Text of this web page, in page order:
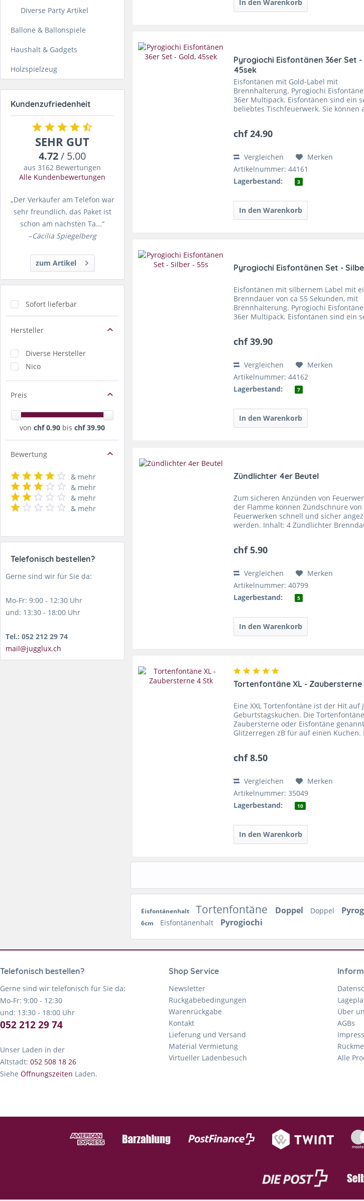
Diverse Party Artikel
Ballone & Ballonspiele
Haushalt & Gadgets
Holzspielzeug
Kundenzufriedenheit
SEHR GUT
4.72/ 5.00
aus 3162 Bewertungen
Alle Kundenbewertungen
„Der Verkäufer am Telefon war
sehr freundlich, das Paket ist
schon am nächsten Ta...“
–Cäcilia Spiegelberg
zum Artikel
Sofort lieferbar
Hersteller
Diverse Hersteller
Nico
Preis
von chf 0.90 bis chf 39.90
Bewertung
& mehr
& mehr
& mehr
& mehr
Telefonisch bestellen?
Gerne sind wir für Sie da:
Mo-Fr: 9:00 - 12:30 Uhr
und: 13:30 - 18:00 Uhr
Tel.: 052 212 29 74
mail@jugglux.ch
Pyrogiochi Eisfontänen 36er Set -
45sek
Eisfontänen mit Gold-Label mit
Brennhalterung. Pyrogiochi
36er Multipack. Eisfontänen sind ein
beliebtes Tischfeuerwerk. Sie können
chf 24.90
Vergleichen
Merken
Artikelnummer: 44161
Lagerbestand:
3
Pyrogiochi Eisfontänen Set -
Eisfontänen mit silbernem Label mit
Brenndauer von ca 55 Sekunden, mit
Brennhalterung. Pyrogiochi
36er Multipack. Eisfontänen sind ein
chf 39.90
Vergleichen
Merken
Artikelnummer: 44162
Lagerbestand:
7
Zündlichter 4er Beutel
Zum sicheren Anzünden von
der Flamme können Zündschnüre von
Feuerwerken schnell und sicher
werden. Inhalt: 4 Zündlichter
chf 5.90
Vergleichen
Merken
Artikelnummer: 40799
Lagerbestand:
5
Tortenfontäne XL -
Eine XXL Tortenfontäne ist der Hit auf
Geburtstagskuchen. Die
Zaubersterne oder Eisfontäne
Glitzerregen zB für auf einen Kuchen.
chf 8.50
Vergleichen
Merken
Artikelnummer: 35049
Lagerbestand:
10
Eisfontänenhalt Tortenfontäne Doppel Doppel
6cm
Eisfontänenhalt Pyrogiochi
Telefonisch bestellen?
Gerne sind wir telefonisch für Sie da:
Mo-Fr: 9:00 - 12:30
und: 13:30 - 18:00 Uhr
052 212 29 74
Unser Laden in der
Altstadt: 052 508 18 26
Siehe Öffnungszeiten Laden.
Shop Service
Newsletter
Rückgabebedingungen
Warenrückgabe
Kontakt
Lieferung und Versand
Material Vermietung
Virtueller Ladenbesuch
Über
AGBs
Alle